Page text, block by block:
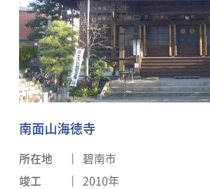
南面山海徳寺
所在地
碧南市
竣工
2010年